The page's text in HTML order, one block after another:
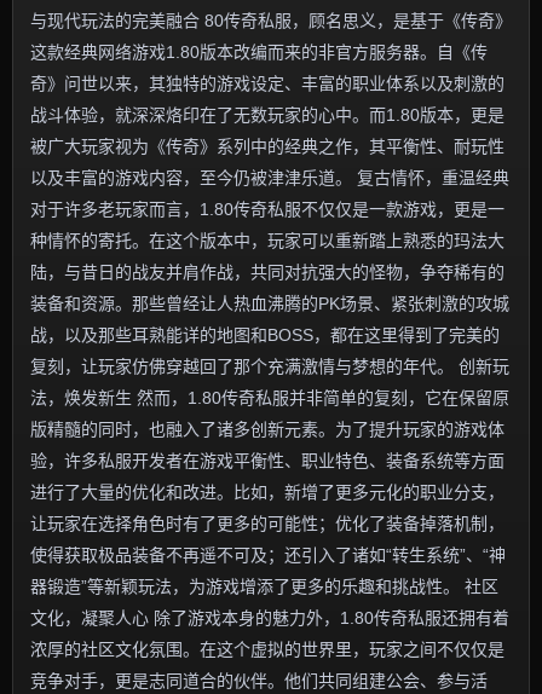
与现代玩法的完美融合 80传奇私服，顾名思义，是基于《传奇》
这款经典网络游戏1.80版本改编而来的非官方服务器。自《传
奇》问世以来，其独特的游戏设定、丰富的职业体系以及刺激的
战斗体验，就深深烙印在了无数玩家的心中。而1.80版本，更是
被广大玩家视为《传奇》系列中的经典之作，其平衡性、耐玩性
以及丰富的游戏内容，至今仍被津津乐道。 复古情怀，重温经典
对于许多老玩家而言，1.80传奇私服不仅仅是一款游戏，更是一
种情怀的寄托。在这个版本中，玩家可以重新踏上熟悉的玛法大
陆，与昔日的战友并肩作战，共同对抗强大的怪物，争夺稀有的
装备和资源。那些曾经让人热血沸腾的PK场景、紧张刺激的攻城
战，以及那些耳熟能详的地图和BOSS，都在这里得到了完美的
复刻，让玩家仿佛穿越回了那个充满激情与梦想的年代。 创新玩
法，焕发新生 然而，1.80传奇私服并非简单的复刻，它在保留原
版精髓的同时，也融入了诸多创新元素。为了提升玩家的游戏体
验，许多私服开发者在游戏平衡性、职业特色、装备系统等方面
进行了大量的优化和改进。比如，新增了更多元化的职业分支，
让玩家在选择角色时有了更多的可能性；优化了装备掉落机制，
使得获取极品装备不再遥不可及；还引入了诸如“转生系统”、“神
器锻造”等新颖玩法，为游戏增添了更多的乐趣和挑战性。 社区
文化，凝聚人心 除了游戏本身的魅力外，1.80传奇私服还拥有着
浓厚的社区文化氛围。在这个虚拟的世界里，玩家之间不仅仅是
竞争对手，更是志同道合的伙伴。他们共同组建公会、参与活